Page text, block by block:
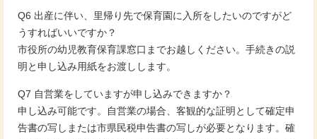
Q6 出産に伴い、里帰り先で保育園に入所をしたいのですがど
うすればいいですか？
市役所の幼児教育保育課窓口までお越しください。手続きの説
明と申し込み用紙をお渡しします。
Q7 自営業をしていますが申し込みできますか？
申し込み可能です。自営業の場合、客観的な証明として確定申
告書の写しまたは市県民税申告書の写しが必要となります。確